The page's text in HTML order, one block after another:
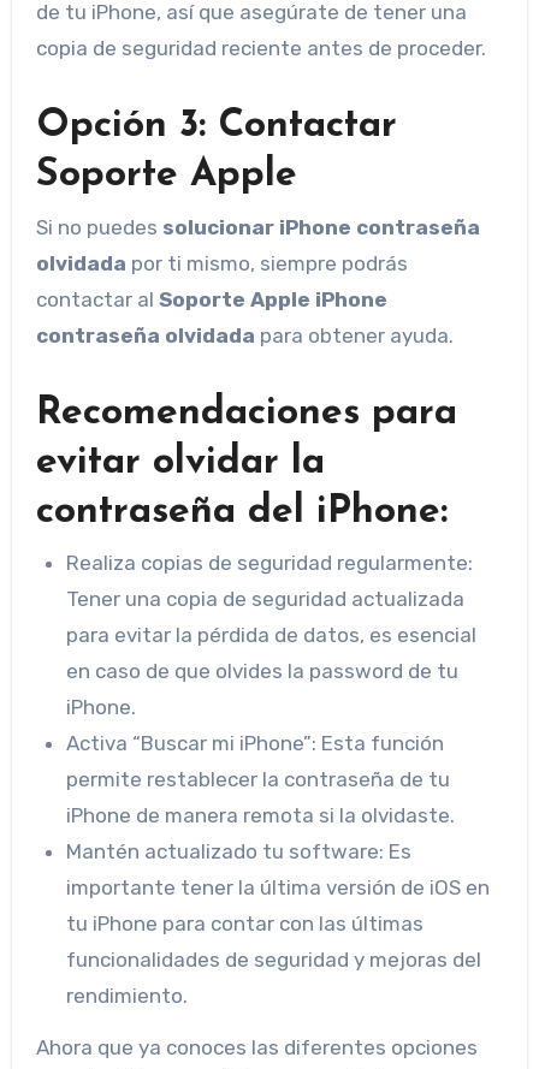
de tu iPhone, así que asegúrate de tener una
copia de seguridad reciente antes de proceder.
Opción 3: Contactar
Soporte Apple
Si no puedes solucionar iPhone contraseña
olvidada por ti mismo, siempre podrás
contactar al Soporte Apple iPhone
contraseña olvidada para obtener ayuda.
Recomendaciones para
evitar olvidar la
contraseña del iPhone:
Realiza copias de seguridad regularmente:
Tener una copia de seguridad actualizada
para evitar la pérdida de datos, es esencial
en caso de que olvides la password de tu
iPhone.
Activa “Buscar mi iPhone”: Esta función
permite restablecer la contraseña de tu
iPhone de manera remota si la olvidaste.
Mantén actualizado tu software: Es
importante tener la última versión de iOS en
tu iPhone para contar con las últimas
funcionalidades de seguridad y mejoras del
rendimiento.
Ahora que ya conoces las diferentes opciones